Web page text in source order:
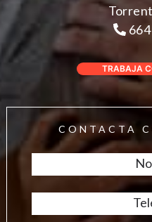
TRABAJA
CONTACTA